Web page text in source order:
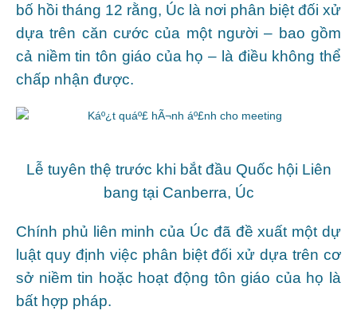
bố hồi tháng 12 rằng, Úc là nơi phân biệt đối xử
dựa trên căn cước của một người – bao gồm
cả niềm tin tôn giáo của họ – là điều không thể
chấp nhận được.
Lễ tuyên thệ trước khi bắt đầu Quốc hội Liên
bang tại Canberra, Úc
Chính phủ liên minh của Úc đã đề xuất một dự
luật quy định việc phân biệt đối xử dựa trên cơ
sở niềm tin hoặc hoạt động tôn giáo của họ là
bất hợp pháp.